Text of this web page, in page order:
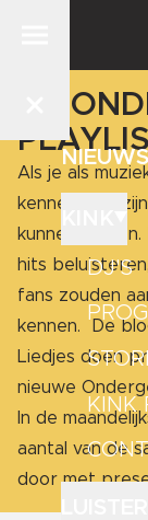
NIEUWS
DJ'S
KINK
DE
Als je als
kennen, dan
kunnen
hits
fans zouden
kennen. De
Liedjes doen
nieuwe
In de
aantal van de
door met